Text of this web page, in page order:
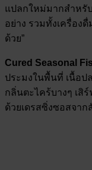
แปลกใหม่มากสำหรั
อย่าง รวมทั้งเครื่อง
ด้วย”
Cured Seasonal
ประมงในพื้นที่ เนื้อป
กลิ่นตะไคร้บางๆ เสิ
ด้วยเดรสซิ่งซอสจาก